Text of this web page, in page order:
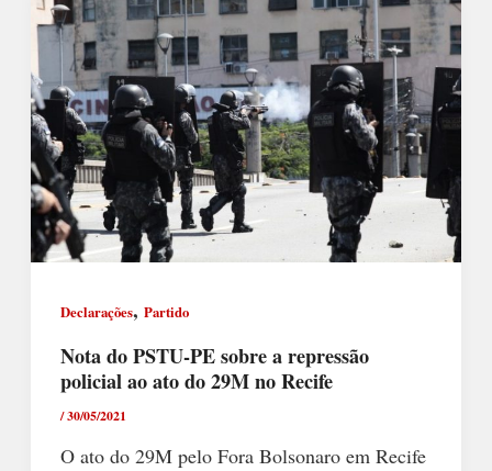
Declarações, Partido
Nota do PSTU-PE sobre a repressão
policial ao ato do 29M no Recife
/30/05/2021
O ato do 29M pelo Fora Bolsonaro em Recife